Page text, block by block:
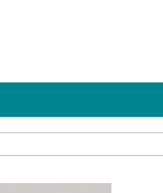
-Möbelfolien
kann je nach